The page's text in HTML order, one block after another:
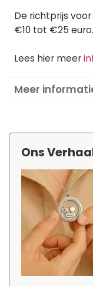
De richtprijs
€10 tot €25
Lees hier meer
Meer
Ons